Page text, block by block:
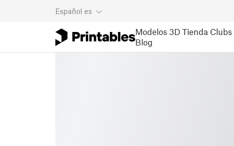
Español es
Modelos 3D Tienda Clubs
Blog